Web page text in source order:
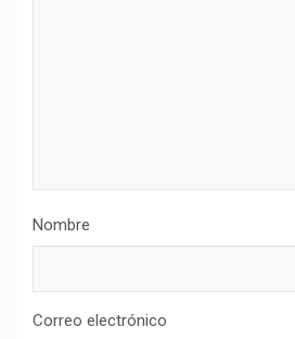
Nombre
Correo electrónico